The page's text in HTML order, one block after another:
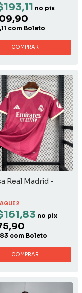
no pix
com Boleto
COMPRAR
Real Madrid -
2
no pix
com Boleto
COMPRAR